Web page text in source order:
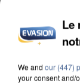
UNE
Le
We and our (447)
your consent and/